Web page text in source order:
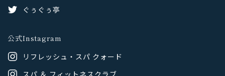
ぐぅぐぅ亭
公式Instagram
リフレッシュ・スパ クォード
スパ ＆ フィットネスクラブ